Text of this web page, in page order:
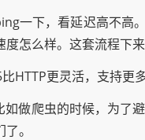
一下，看延迟高不
怎么样。这套流程下
HTTP更灵活，支持
做爬虫的时候，为了
。